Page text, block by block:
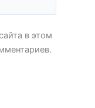
в этом